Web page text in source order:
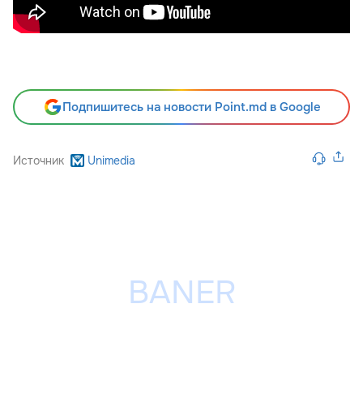
Подпишитесь на новости Point.md в Google
Источник Unimedia